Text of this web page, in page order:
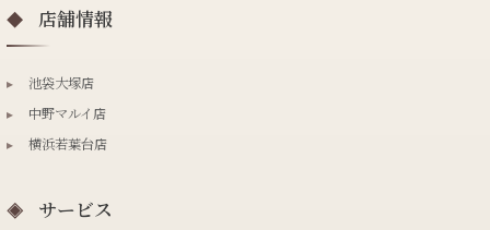
◆ 店舗情報
▸
池袋大塚店
▸
中野マルイ店
▸
横浜若葉台店
◈ サービス